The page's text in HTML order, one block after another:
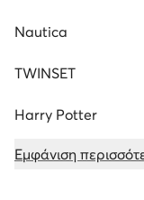
Nautica
TWINSET
Harry Potter
Εμφάνιση